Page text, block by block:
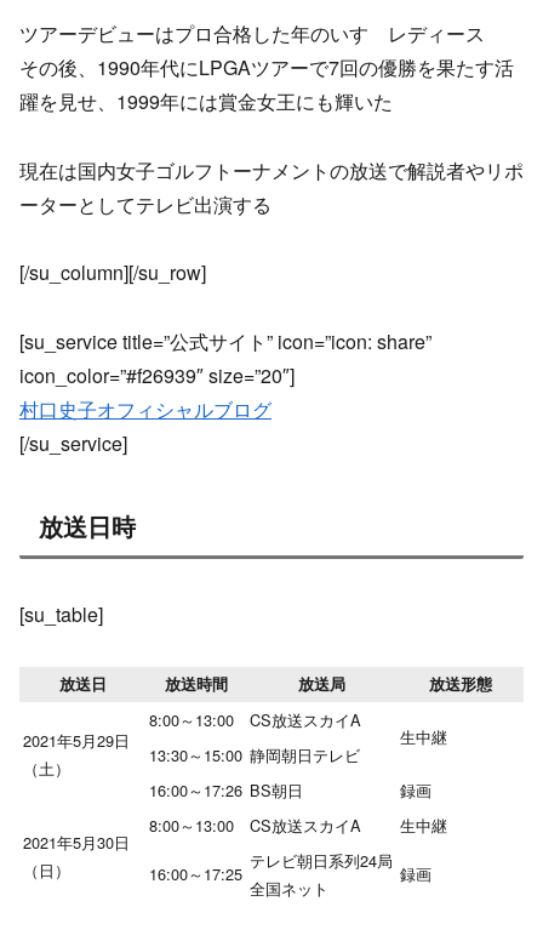
ツアーデビューはプロ合格した年のいすゞレディース
その後、1990年代にLPGAツアーで7回の優勝を果たす活
躍を見せ、1999年には賞金女王にも輝いた
現在は国内女子ゴルフトーナメントの放送で解説者やリポ
ーターとしてテレビ出演する
[/su_column][/su_row]
[su_service title=”公式サイト” icon=”icon: share”
icon_color=”#f26939″ size=”20″]
村口史子オフィシャルブログ
[/su_service]
放送日時
[su_table]
放送日 放送時間 放送局 放送形態
2021年5月29日
（土）
8:00～13:00 CS放送スカイA
生中継
13:30～15:00 静岡朝日テレビ
16:00～17:26 BS朝日 録画
2021年5月30日
（日）
8:00～13:00 CS放送スカイA 生中継
16:00～17:25
テレビ朝日系列24局
全国ネット
録画